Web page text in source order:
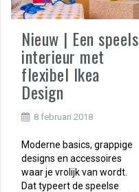
Nieuw | Een speels
interieur met
flexibel Ikea
Design
8 februari 2018
Moderne basics, grappige
designs en accessoires
waar je vrolijk van wordt.
Dat typeert de speelse